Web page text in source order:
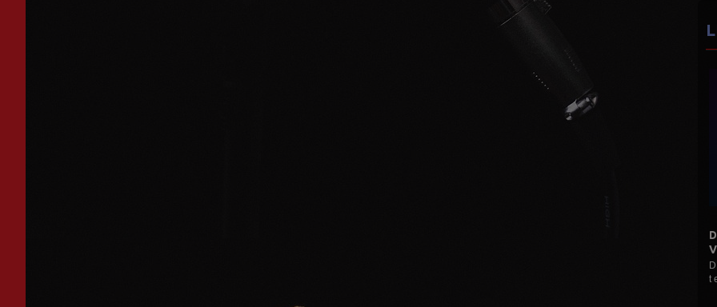
D Le Max (Hervé M) Mes disques pour vous 33